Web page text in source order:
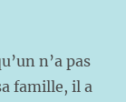
n’a pas
famille, il a